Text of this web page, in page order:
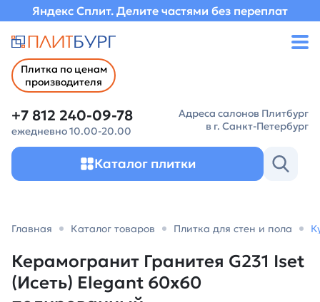
Яндекс Сплит. Делите частями без переплат
Плитка по ценам
производителя
+7 812 240-09-78
ежедневно 10.00-20.00
Адреса салонов Плитбург
в г. Санкт-Петербург
Каталог плитки
Главная Каталог товаров Плитка для стен и пола
Керамогранит Гранитея G231 Iset
(Исеть) Elegant 60х60